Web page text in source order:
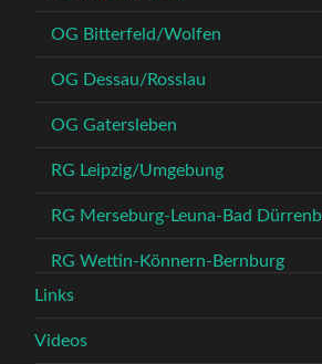
OG Bitterfeld/Wolfen
OG Dessau/Rosslau
OG Gatersleben
RG Leipzig/Umgebung
RG Merseburg-Leuna-Bad
RG Wettin-Könnern-Bernburg
Links
Videos